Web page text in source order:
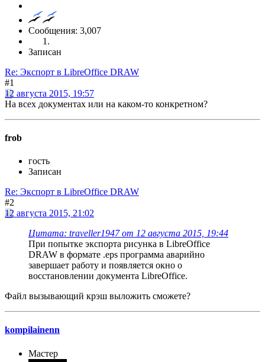
Сообщения: 3,007
Записан
Re: Экспорт в LibreOffice DRAW
#1
12 августа 2015, 19:57
На всех документах или на каком-то конкретном?
frob
гость
Записан
Re: Экспорт в LibreOffice DRAW
#2
12 августа 2015, 21:02
Цитата: traveller1947 от 12 августа 2015, 19:44
При попытке экспорта рисунка в LibreOffice
DRAW в формате .eps программа аварийно
завершает работу и появляется окно о
восстановлении документа LibreOffice.
Файл вызывающий крэш выложить сможете?
kompilainenn
Мастер